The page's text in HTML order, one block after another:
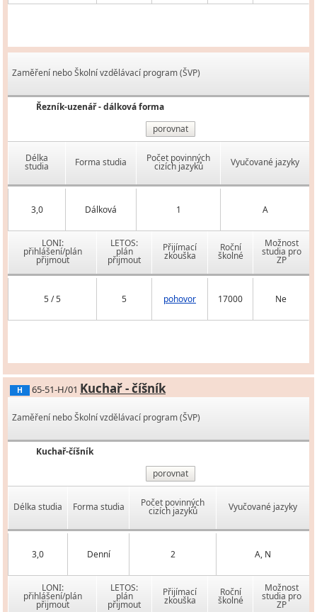
Zaměření nebo Školní vzdělávací program (ŠVP)
Řezník-uzenář - dálková forma
porovnat
Délka
studia Forma studia Počet povinných
cizích jazyků Vyučované jazyky
3,0 Dálková 1 A
LONI:
přihlášení/plán
přijmout
LETOS:
plán
přijmout
Přijímací
zkouška
Roční
školné
Možnost
studia pro
ZP
5 / 5 5 pohovor 17000 Ne
H 65-51-H/01 Kuchař - číšník
Zaměření nebo Školní vzdělávací program (ŠVP)
Kuchař-číšník
porovnat
Délka studia Forma studia Počet povinných
cizích jazyků Vyučované jazyky
3,0 Denní 2 A, N
LONI:
přihlášení/plán
přijmout
LETOS:
plán
přijmout
Přijímací
zkouška
Roční
školné
Možnost
studia pro
ZP